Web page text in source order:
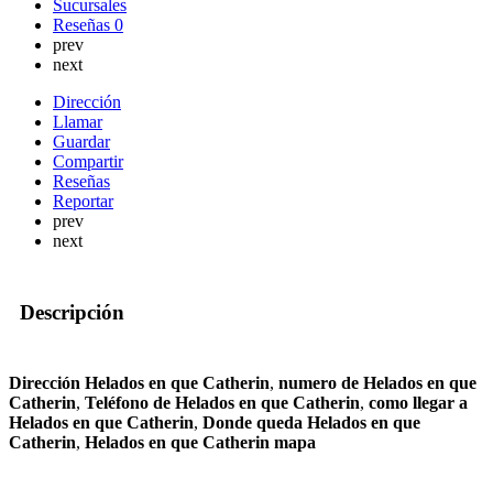
Sucursales
Reseñas 0
prev
next
Dirección
Llamar
Guardar
Compartir
Reseñas
Reportar
prev
next
Descripción
Dirección Helados en que Catherin, numero de Helados en que
Catherin, Teléfono de Helados en que Catherin, como llegar a
Helados en que Catherin, Donde queda Helados en que
Catherin, Helados en que Catherin mapa